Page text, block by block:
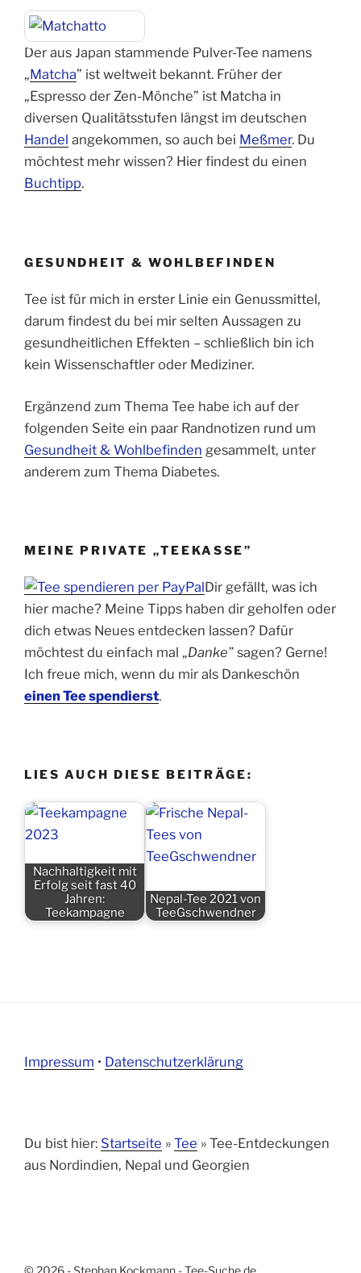
Der aus Japan stammende Pulver-Tee namens
„Matcha” ist weltweit bekannt. Früher der
„Espresso der Zen-Mönche” ist Matcha in
diversen Qualitätsstufen längst im deutschen
Handel angekommen, so auch bei Meßmer. Du
möchtest mehr wissen? Hier findest du einen
Buchtipp.
GESUNDHEIT & WOHLBEFINDEN
Tee ist für mich in erster Linie ein Genussmittel,
darum findest du bei mir selten Aussagen zu
gesundheitlichen Effekten – schließlich bin ich
kein Wissenschaftler oder Mediziner.
Ergänzend zum Thema Tee habe ich auf der
folgenden Seite ein paar Randnotizen rund um
Gesundheit & Wohlbefinden gesammelt, unter
anderem zum Thema Diabetes.
MEINE PRIVATE „TEEKASSE”
Dir gefällt, was ich
hier mache? Meine Tipps haben dir geholfen oder
dich etwas Neues entdecken lassen? Dafür
möchtest du einfach mal „Danke” sagen? Gerne!
Ich freue mich, wenn du mir als Dankeschön
einen Tee spendierst.
LIES AUCH DIESE BEITRÄGE:
Nachhaltigkeit mit
Erfolg seit fast 40
Jahren:
Teekampagne
Nepal-Tee 2021 von
TeeGschwendner
Impressum • Datenschutzerklärung
Du bist hier: Startseite » Tee » Tee-Entdeckungen
aus Nordindien, Nepal und Georgien
© 2026 - Stephan Kockmann - Tee-Suche.de